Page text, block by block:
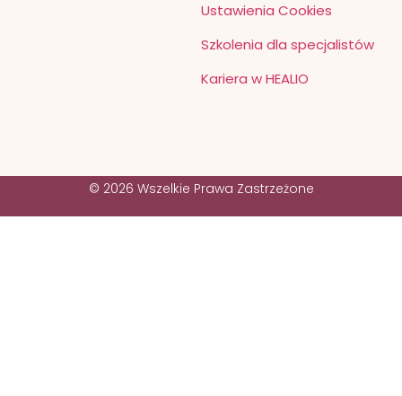
Ustawienia Cookies
Szkolenia dla specjalistów
Kariera w HEALIO
© 2026 Wszelkie Prawa Zastrzeżone